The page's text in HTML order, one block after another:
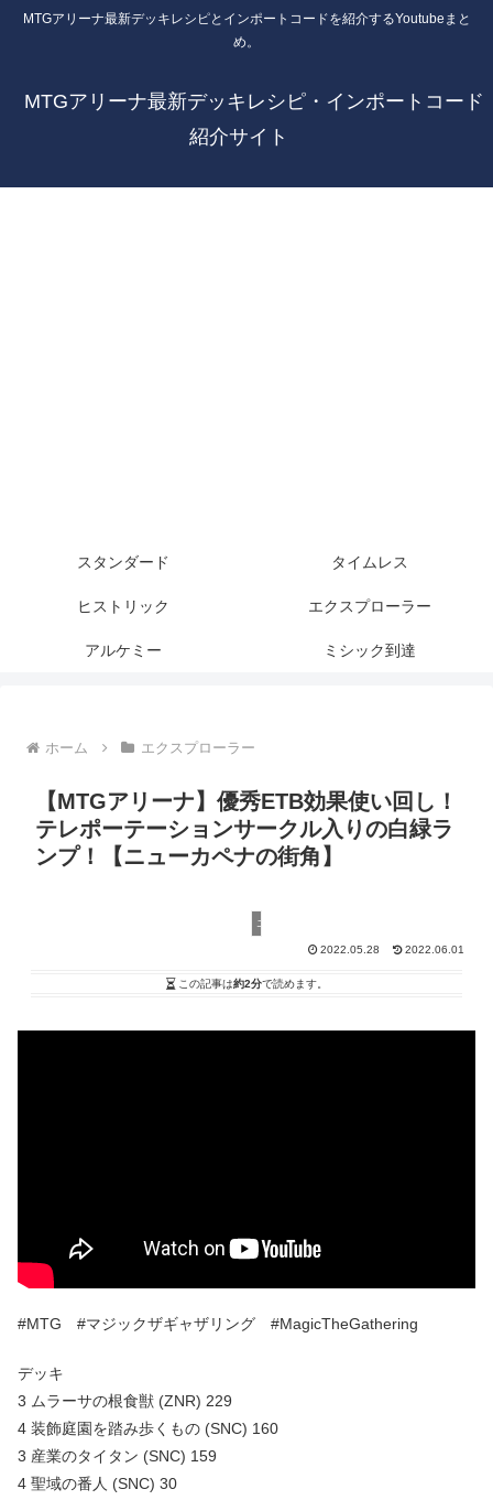
MTGアリーナ最新デッキレシピとインポートコードを紹介するYoutubeまと
め。
MTGアリーナ最新デッキレシピ・インポートコード
紹介サイト
スタンダード タイムレス
ヒストリック エクスプローラー
アルケミー ミシック到達
ホーム エクスプローラー
【MTGアリーナ】優秀ETB効果使い回し！
テレポーテーションサークル入りの白緑ラ
ンプ！【ニューカペナの街角】
エクスプローラー
2022.05.28 2022.06.01
この記事は約2分で読めます。
#MTG #マジックザギャザリング #MagicTheGathering
デッキ
3 ムラーサの根食獣 (ZNR) 229
4 装飾庭園を踏み歩くもの (SNC) 160
3 産業のタイタン (SNC) 159
4 聖域の番人 (SNC) 30